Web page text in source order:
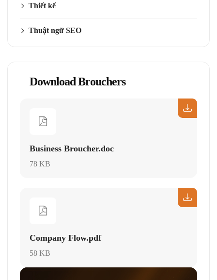
Thiết kế
Thuật ngữ SEO
Download Brouchers
Business Broucher.doc
78 KB
Company Flow.pdf
58 KB